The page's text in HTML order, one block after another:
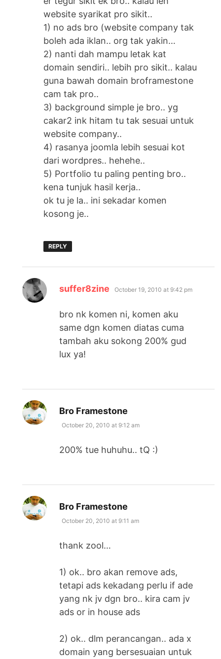
website syarikat pro sikit..
1) no ads bro (website company tak
boleh ada iklan.. org tak yakin…
2) nanti dah mampu letak kat
domain sendiri.. lebih pro sikit.. kalau
guna bawah domain broframestone
cam tak pro..
3) background simple je bro.. yg
cakar2 ink hitam tu tak sesuai untuk
website company..
4) rasanya joomla lebih sesuai kot
dari wordpres.. hehehe..
5) Portfolio tu paling penting bro..
kena tunjuk hasil kerja..
ok tu je la.. ini sekadar komen
kosong je..
REPLY
suffer8zine says:
October 19, 2010 at 9:42 pm
bro nk komen ni, komen aku
same dgn komen diatas cuma
tambah aku sokong 200% gud
lux ya!
Bro Framestone
October 20, 2010 at 9:12 am
200% tue huhuhu.. tQ :)
Bro Framestone
October 20, 2010 at 9:11 am
thank zool…
1) ok.. bro akan remove ads,
tetapi ads kekadang perlu if ade
yang nk jv dgn bro.. kira cam jv
ads or in house ads
2) ok.. dlm perancangan.. ada x
domain yang bersesuaian untuk